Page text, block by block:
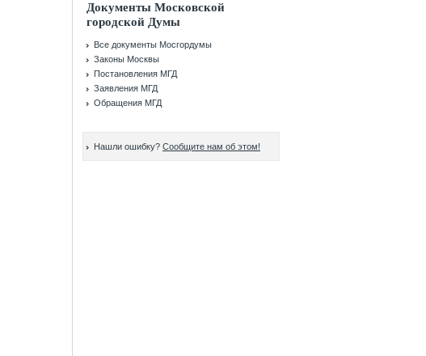
Документы Московской
городской Думы
Все документы Мосгордумы
Законы Москвы
Постановления МГД
Заявления МГД
Обращения МГД
Нашли ошибку? Сообщите нам об этом!